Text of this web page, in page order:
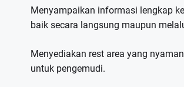
Menyampaikan informasi lengkap
baik secara langsung maupun
Menyediakan rest area yang
untuk pengemudi.